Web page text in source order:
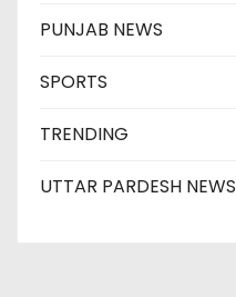
PUNJAB NEWS
SPORTS
TRENDING
UTTAR PARDESH NEWS